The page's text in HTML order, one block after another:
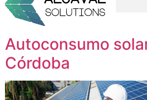
Autoconsumo
Córdoba